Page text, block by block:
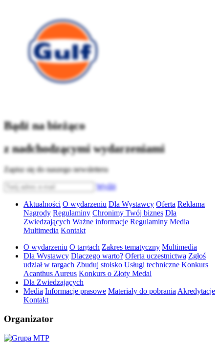
Bądź na bieżąco
z nadchodzącymi wydarzeniami
Zapisz się do naszego newslettera
Wyślij
Aktualności O wydarzeniu Dla Wystawcy Oferta Reklama
Nagrody Regulaminy Chronimy Twój biznes Dla
Zwiedzających Ważne informacje Regulaminy Media
Multimedia Kontakt
O wydarzeniu O targach Zakres tematyczny Multimedia
Dla Wystawcy Dlaczego warto? Oferta uczestnictwa Zgłoś
udział w targach Zbuduj stoisko Usługi techniczne Konkurs
Acanthus Aureus Konkurs o Złoty Medal
Dla Zwiedzających
Media Informacje prasowe Materiały do pobrania Akredytacje
Kontakt
Organizator